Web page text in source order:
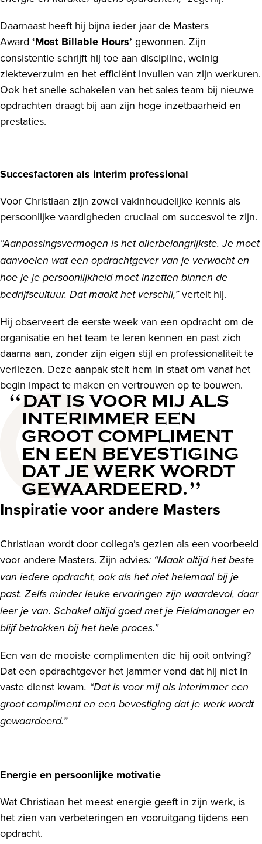
Daarnaast heeft hij bijna ieder jaar de Masters
Award ‘Most Billable Hours’ gewonnen. Zijn
consistentie schrijft hij toe aan discipline, weinig
ziekteverzuim en het efficiënt invullen van zijn werkuren.
Ook het snelle schakelen van het sales team bij nieuwe
opdrachten draagt bij aan zijn hoge inzetbaarheid en
prestaties.
Succesfactoren als interim professional
Voor Christiaan zijn zowel vakinhoudelijke kennis als
persoonlijke vaardigheden cruciaal om succesvol te zijn.
“Aanpassingsvermogen is het allerbelangrijkste. Je moet
aanvoelen wat een opdrachtgever van je verwacht en
hoe je je persoonlijkheid moet inzetten binnen de
bedrijfscultuur. Dat maakt het verschil,” vertelt hij.
Hij observeert de eerste week van een opdracht om de
organisatie en het team te leren kennen en past zich
daarna aan, zonder zijn eigen stijl en professionaliteit te
verliezen. Deze aanpak stelt hem in staat om vanaf het
begin impact te maken en vertrouwen op te bouwen.
DAT IS VOOR MIJ ALS
INTERIMMER EEN
GROOT COMPLIMENT
EN EEN BEVESTIGING
DAT JE WERK WORDT
GEWAARDEERD.
Inspiratie voor andere Masters
Christiaan wordt door collega’s gezien als een voorbeeld
voor andere Masters. Zijn advies: “Maak altijd het beste
van iedere opdracht, ook als het niet helemaal bij je
past. Zelfs minder leuke ervaringen zijn waardevol, daar
leer je van. Schakel altijd goed met je Fieldmanager en
blijf betrokken bij het hele proces.”
Een van de mooiste complimenten die hij ooit ontving?
Dat een opdrachtgever het jammer vond dat hij niet in
vaste dienst kwam. “Dat is voor mij als interimmer een
groot compliment en een bevestiging dat je werk wordt
gewaardeerd.”
Energie en persoonlijke motivatie
Wat Christiaan het meest energie geeft in zijn werk, is
het zien van verbeteringen en vooruitgang tijdens een
opdracht.